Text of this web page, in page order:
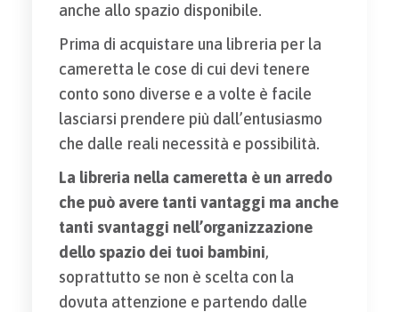
anche allo spazio disponibile.
Prima di acquistare una libreria per la
cameretta le cose di cui devi tenere
conto sono diverse e a volte è facile
lasciarsi prendere più dall’entusiasmo
che dalle reali necessità e possibilità.
La libreria nella cameretta è un arredo
che può avere tanti vantaggi ma anche
tanti svantaggi nell’organizzazione
dello spazio dei tuoi bambini,
soprattutto se non è scelta con la
dovuta attenzione e partendo dalle